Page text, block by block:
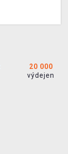
20 000
výdejen